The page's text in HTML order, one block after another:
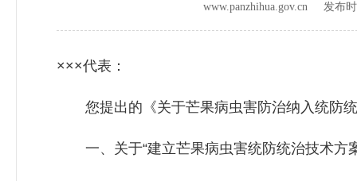
www.panzhihua.gov.cn 发布
×××代表：
您提出的《关于芒果病虫害防治纳入统防统
一、关于“建立芒果病虫害统防统治技术方